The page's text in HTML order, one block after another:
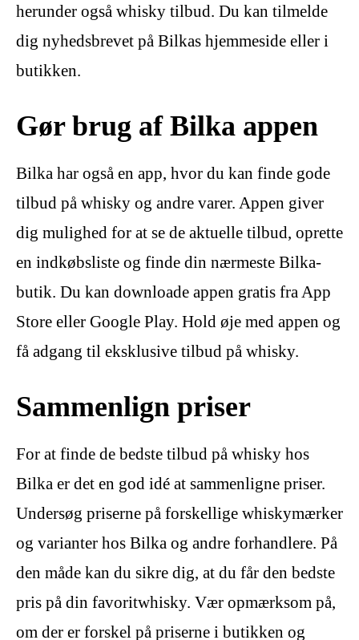
herunder også whisky tilbud. Du kan tilmelde
dig nyhedsbrevet på Bilkas hjemmeside eller i
butikken.
Gør brug af Bilka appen
Bilka har også en app, hvor du kan finde gode
tilbud på whisky og andre varer. Appen giver
dig mulighed for at se de aktuelle tilbud, oprette
en indkøbsliste og finde din nærmeste Bilka-
butik. Du kan downloade appen gratis fra App
Store eller Google Play. Hold øje med appen og
få adgang til eksklusive tilbud på whisky.
Sammenlign priser
For at finde de bedste tilbud på whisky hos
Bilka er det en god idé at sammenligne priser.
Undersøg priserne på forskellige whiskymærker
og varianter hos Bilka og andre forhandlere. På
den måde kan du sikre dig, at du får den bedste
pris på din favoritwhisky. Vær opmærksom på,
om der er forskel på priserne i butikken og